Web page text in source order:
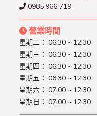
0985 966 719
營業時間
星期二： 06:30 ~ 12:30
星期三： 06:30 ~ 12:30
星期四： 06:30 ~ 12:30
星期五： 06:30 ~ 12:30
星期六： 07:00 ~ 12:30
星期日： 07:00 ~ 12:30